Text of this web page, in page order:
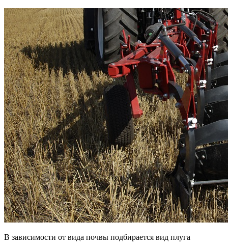
В зависимости от вида почвы подбирается вид плуга